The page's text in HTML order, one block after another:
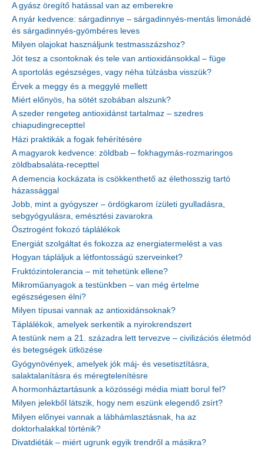
A gyász öregítő hatással van az emberekre
A nyár kedvence: sárgadinnye – sárgadinnyés-mentás limonádé
és sárgadinnyés-gyömbéres leves
Milyen olajokat használjunk testmasszázshoz?
Jót tesz a csontoknak és tele van antioxidánsokkal – füge
A sportolás egészséges, vagy néha túlzásba visszük?
Érvek a meggy és a meggylé mellett
Miért előnyös, ha sötét szobában alszunk?
A szeder rengeteg antioxidánst tartalmaz – szedres
chiapudingrecepttel
Házi praktikák a fogak fehérítésére
A magyarok kedvence: zöldbab – fokhagymás-rozmaringos
zöldbabsaláta-recepttel
A demencia kockázata is csökkenthető az élethosszig tartó
házassággal
Jobb, mint a gyógyszer – ördögkarom ízületi gyulladásra,
sebgyógyulásra, emésztési zavarokra
Ösztrogént fokozó táplálékok
Energiát szolgáltat és fokozza az energiatermelést a vas
Hogyan tápláljuk a létfontosságú szerveinket?
Fruktózintolerancia – mit tehetünk ellene?
Mikroműanyagok a testünkben – van még értelme
egészségesen élni?
Milyen típusai vannak az antioxidánsoknak?
Táplálékok, amelyek serkentik a nyirokrendszert
A testünk nem a 21. századra lett tervezve – civilizációs életmód
és betegségek ütközése
Gyógynövények, amelyek jók máj- és vesetisztításra,
salaktalanításra és méregtelenítésre
A hormonháztartásunk a közösségi média miatt borul fel?
Milyen jelekből látszik, hogy nem eszünk elegendő zsírt?
Milyen előnyei vannak a lábhámlasztásnak, ha az
doktorhalakkal történik?
Divatdiéták – miért ugrunk egyik trendről a másikra?